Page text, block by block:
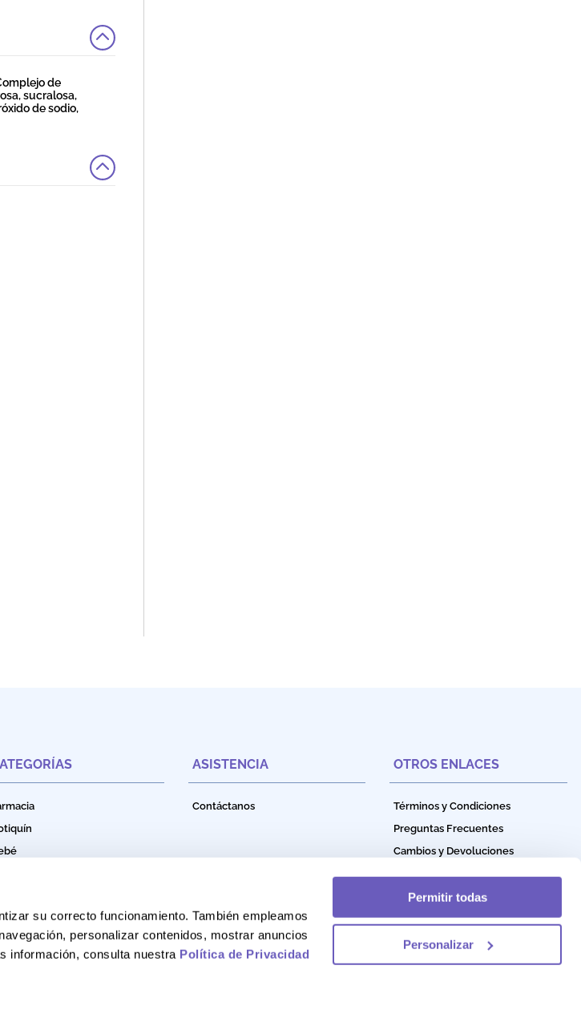
su correcto funcionamiento. También empleamos
personalizar contenidos, mostrar anuncios
información, consulta nuestra Política de Privacidad
Permitir todas
Personalizar
de
sucralosa,
de sodio,
Naturales
Funcionales
ASISTENCIA
Contáctanos
OTROS ENLACES
Términos y Condiciones
Preguntas Frecuentes
Cambios y Devoluciones
Política de Garantía
Política de Cookies